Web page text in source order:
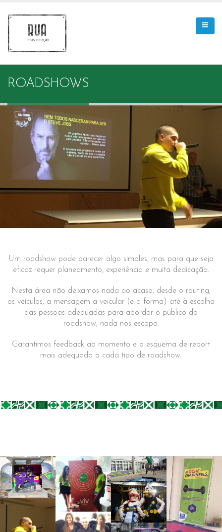
ROADSHOWS
Um roadshow pode parecer algo simples, mas para que seja
eficaz requer planeamento, experiência e muita dedicação.
Nesta área não deixamos nada ao acaso, desde o routing,
os veículos, a mensagem a veicular (e a forma) até à escolha
das pessoas adequadas para abordar o público do
roadshow, nada nos escapa.
Garantimos feedback ao momento e o esquema de report
mais adequado a cada tipo de roadshow.